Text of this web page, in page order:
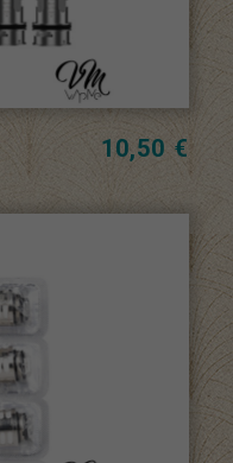
10,50 €